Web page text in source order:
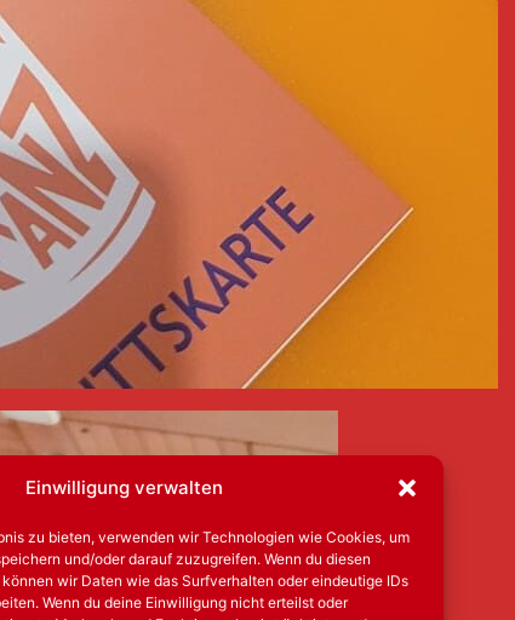
Einwilligung verwalten
zu bieten, verwenden wir Technologien wie Cookies, um
und/oder darauf zuzugreifen. Wenn du diesen
wir Daten wie das Surfverhalten oder eindeutige IDs
Wenn du deine Einwilligung nicht erteilst oder